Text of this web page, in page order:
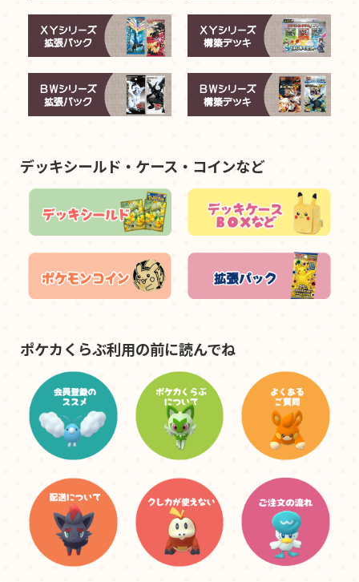
デッキシールド・ケース・コインなど
ポケカくらぶ利用の前に読んでね